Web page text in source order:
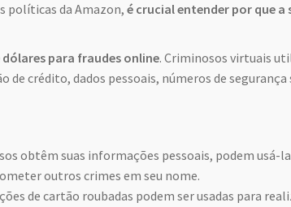
políticas da Amazon, é crucial entender por que a
para fraudes online. Criminosos virtuais
crédito, dados pessoais, números de
obtêm suas informações pessoais, podem usá-
outros crimes em seu nome.
de cartão roubadas podem ser usadas para